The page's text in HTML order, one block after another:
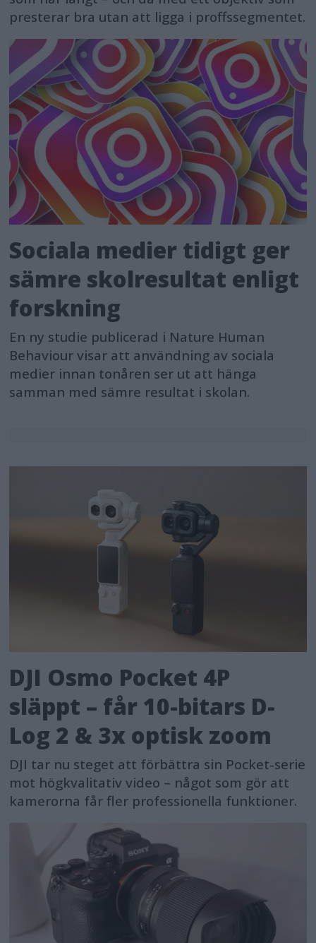
presterar bra utan att ligga i proffssegmentet.
Sociala medier tidigt ger
sämre skolresultat enligt
forskning
En ny studie publicerad i Nature Human
Behaviour visar att användning av sociala
medier innan tonåren ser ut att hänga
samman med sämre resultat i skolan.
DJI Osmo Pocket 4P
släppt – får 10-bitars D-
Log 2 & 3x optisk zoom
DJI tar nu steget att förbättra sin Pocket-serie
mot högkvalitativ video – något som gör att
kamerorna får fler professionella funktioner.